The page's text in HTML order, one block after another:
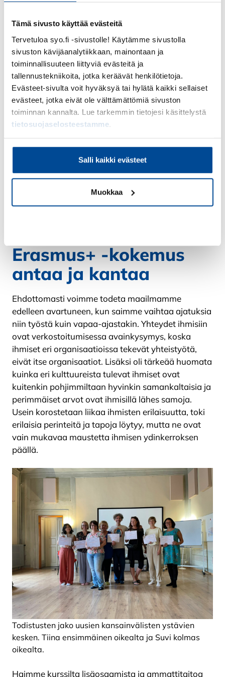
Tämä sivusto käyttää evästeitä
Tervetuloa syo.fi -sivustolle! Käytämme sivustolla
sivuston kävijäanalytiikkaan, mainontaan ja
toiminnallisuuteen liittyviä evästeitä ja
tallennustekniikoita, jotka keräävät henkilötietoja.
Evästeet-sivulta voit hyväksyä tai hylätä kaikki sellaiset
evästeet, jotka eivät ole välttämättömiä sivuston
toiminnan kannalta. Lue tarkemmin tietojesi käsittelystä
tietosuojaselosteestamme
Salli kaikki evästeet
Muokkaa
kiirehdimme linja-autoasemalle, jossa meidät poimi
oppaineen.
Ajelimme kauniissa säässä ihanissa maisemissa
Toscanan alueella. Firenzen ja Sienan välissä
sijaitseva kukkulainen Chianti on Italian
kuuluisimpia viinialueita ja maisemaltaan
tyypillisintä Toscanaa. Matkakohteena Toscana on
todella suosittu ja alueella käy vuosittain lähes 50
miljoonaa matkailijaa.
Tutustuimme kahteen erilaiseen viinitilaan, joissa
molemmissa kerrottiin tilojen historiasta,
toiminnasta ja parhaista viineistä. Saimme
punaviinejä, joista tilalliset tuntuivat olevan
erityisen ylpeitä.
Erasmus+ -kokemus
antaa ja kantaa
Ehdottomasti voimme todeta maailmamme
edelleen avartuneen, kun saimme vaihtaa ajatuksia
niin työstä kuin vapaa-ajastakin. Yhteydet ihmisiin
ovat verkostoitumisessa avainkysymys, koska
ihmiset eri organisaatioissa tekevät yhteistyötä,
eivät itse organisaatiot. Lisäksi oli tärkeää huomata
kuinka eri kulttuureista tulevat ihmiset ovat
kuitenkin pohjimmiltaan hyvinkin samankaltaisia ja
perimmäiset arvot ovat ihmisillä lähes samoja.
Usein korostetaan liikaa ihmisten erilaisuutta, toki
erilaisia perinteitä ja tapoja löytyy, mutta ne ovat
vain mukavaa maustetta ihmisen ydinkerroksen
päällä.
Todistusten jako uusien kansainvälisten ystävien
kesken. Tiina ensimmäinen oikealta ja Suvi kolmas
oikealta.
Haimme kurssilta lisäosaamista ja ammattitaitoa